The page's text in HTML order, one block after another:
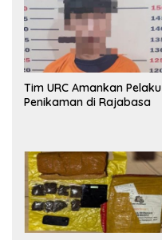
Tim URC Amankan Pelaku
Penikaman di Rajabasa